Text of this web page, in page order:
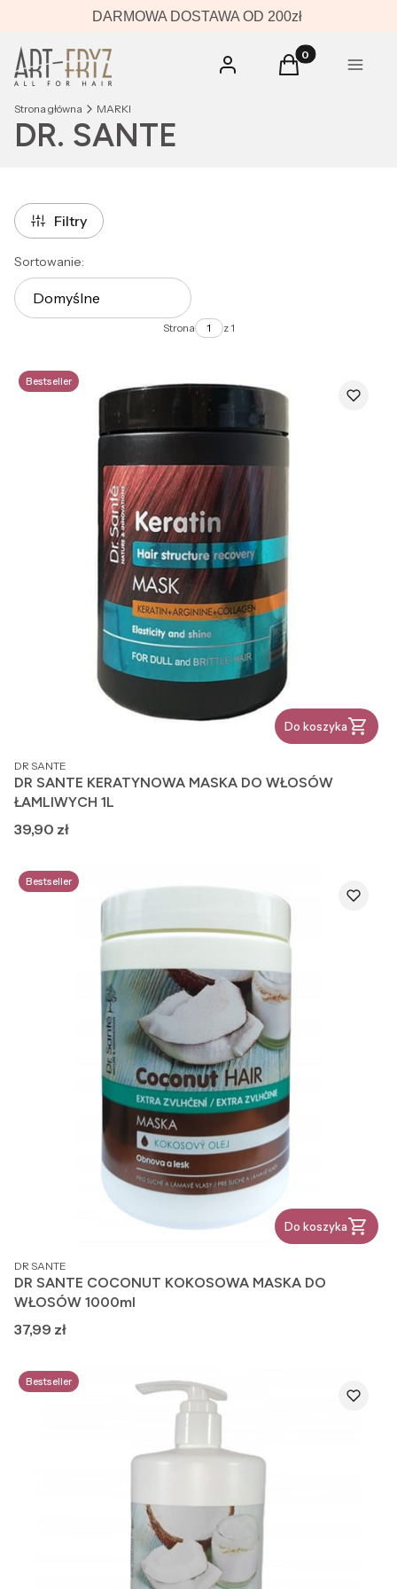
DARMOWA DOSTAWA OD 200zł
Zaloguj się Produkty w
Koszyk Menu
Strona główna MARKI
DR. SANTE
Filtry
Lista produktów
Sortowanie:
Domyślne
Strona z 1
Bestseller
Do koszyka
PRODUCENT
DR SANTE
DR SANTE KERATYNOWA MASKA DO WŁOSÓW
ŁAMLIWYCH 1L
Cena
39,90 zł
Bestseller
Do koszyka
PRODUCENT
DR SANTE
DR SANTE COCONUT KOKOSOWA MASKA DO
WŁOSÓW 1000ml
Cena
37,99 zł
Bestseller